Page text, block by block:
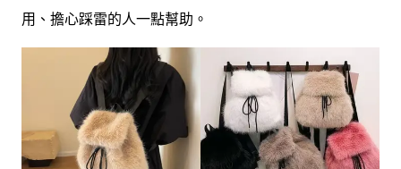
用、擔心踩雷的人一點幫助。